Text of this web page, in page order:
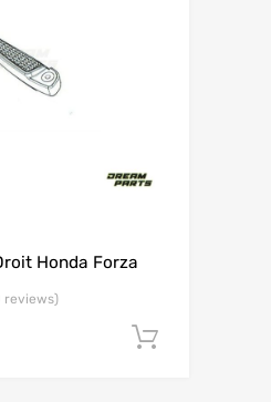
Honda Forza
reviews)